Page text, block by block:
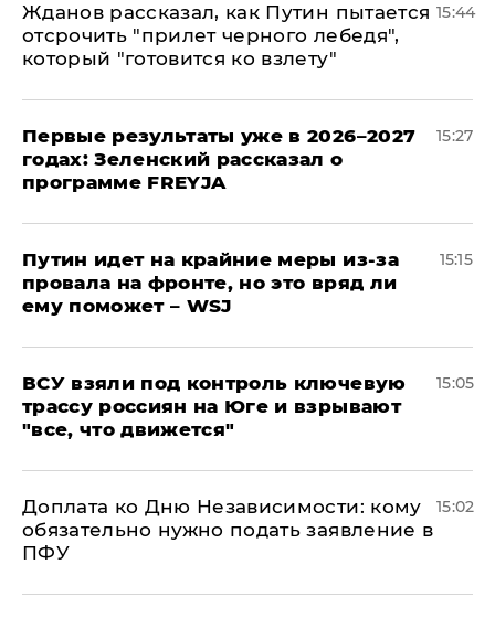
Жданов рассказал, как Путин пытается
отсрочить "прилет черного лебедя",
который "готовится ко взлету"
15:44
Первые результаты уже в 2026–2027
годах: Зеленский рассказал о
программе FREYJA
15:27
Путин идет на крайние меры из-за
провала на фронте, но это вряд ли
ему поможет – WSJ
15:15
ВСУ взяли под контроль ключевую
трассу россиян на Юге и взрывают
"все, что движется"
15:05
Доплата ко Дню Независимости: кому
обязательно нужно подать заявление в
ПФУ
15:02